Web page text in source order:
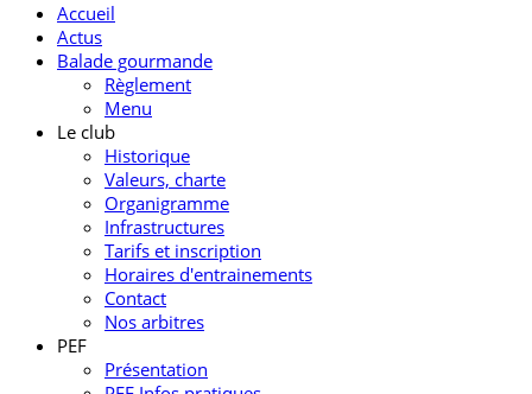
Accueil
Actus
Balade gourmande
Règlement
Menu
Le club
Historique
Valeurs, charte
Organigramme
Infrastructures
Tarifs et inscription
Horaires d'entrainements
Contact
Nos arbitres
PEF
Présentation